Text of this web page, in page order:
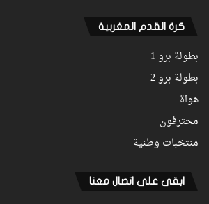
كرة القدم المغربية
بطولة برو 1
بطولة برو 2
هواة
محترفون
منتخبات وطنية
ابقى على اتصال معنا